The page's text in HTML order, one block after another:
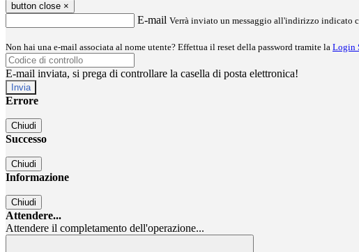
button close ×
E-mail Verrà inviato un messaggio all'indirizzo indicato
Non hai una e-mail associata al nome utente? Effettua il reset della password tramite la Login
E-mail inviata, si prega di controllare la casella di posta elettronica!
Errore
Chiudi
Successo
Chiudi
Informazione
Chiudi
Attendere...
Attendere il completamento dell'operazione...